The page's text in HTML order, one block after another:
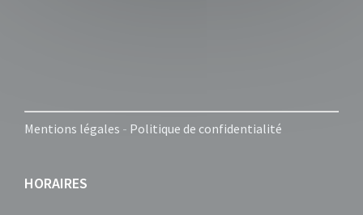
Mentions légales - Politique de confidentialité
HORAIRES